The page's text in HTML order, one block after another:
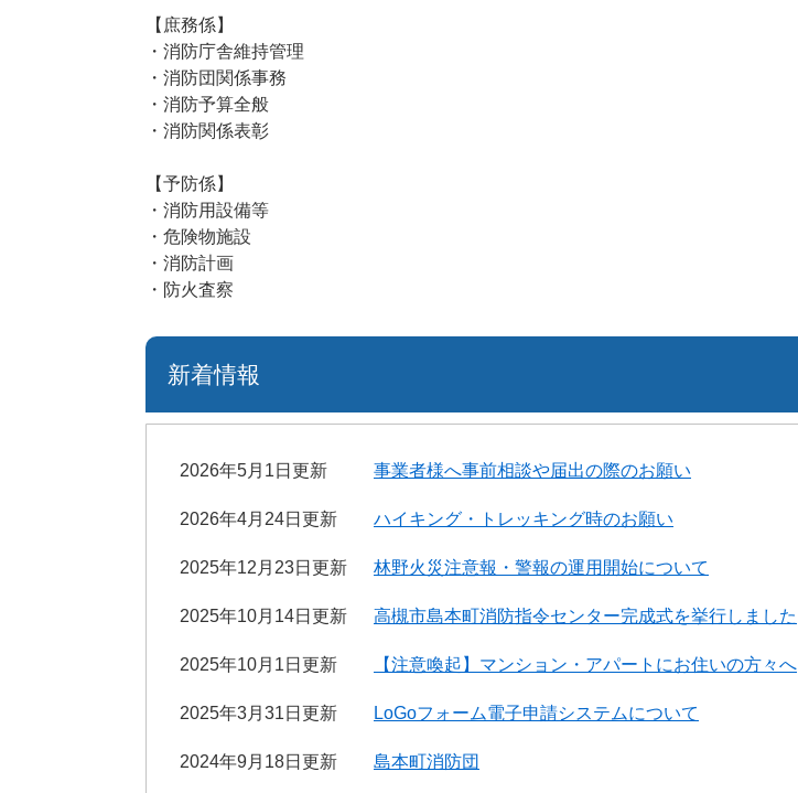
【庶務係】
・消防庁舎維持管理
・消防団関係事務
・消防予算全般
・消防関係表彰
【予防係】
・消防用設備等
・危険物施設
・消防計画
・防火査察
新着情報
2026年5月1日更新 事業者様へ事前相談や届出の際のお願い
2026年4月24日更新 ハイキング・トレッキング時のお願い
2025年12月23日更新 林野火災注意報・警報の運用開始について
2025年10月14日更新 高槻市島本町消防指令センター完成式を挙行しました
2025年10月1日更新 【注意喚起】マンション・アパートにお住いの方々へ
2025年3月31日更新 LoGoフォーム電子申請システムについて
2024年9月18日更新 島本町消防団